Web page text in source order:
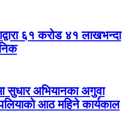
६१ करोड ४१ लाखभन्दा
सुधार अभियानका अगुवा
आठ महिने कार्यकाल